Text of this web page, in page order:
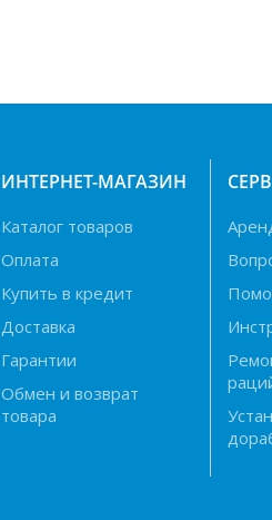
ИНТЕРНЕТ-МАГАЗИН
Каталог товаров
Оплата
Купить в кредит
Доставка
Гарантии
Обмен и возврат
товара